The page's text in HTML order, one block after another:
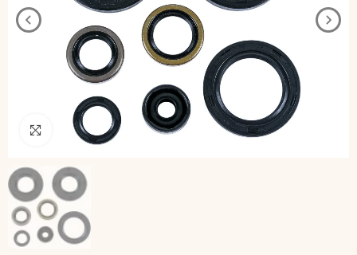
Pincha para agrandar